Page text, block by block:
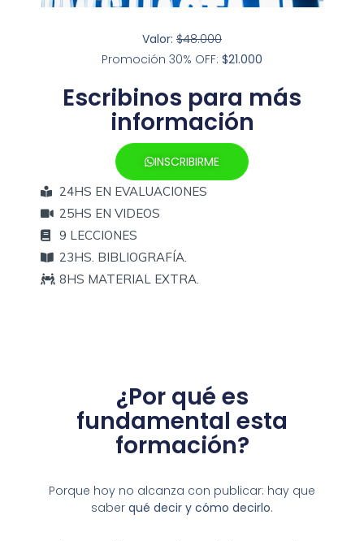
Valor: $48.000
Promoción 30% OFF: $21.000
Escribinos para más
información
INSCRIBIRME
24HS EN EVALUACIONES
25HS EN VIDEOS
9 LECCIONES
23HS. BIBLIOGRAFÍA.
8HS MATERIAL EXTRA.
¿Por qué es
fundamental esta
formación?
Porque hoy no alcanza con publicar: hay que
saber qué decir y cómo decirlo.